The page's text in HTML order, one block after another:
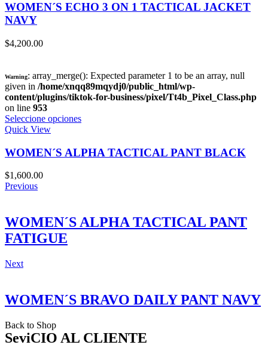
WOMEN´S ECHO 3 ON 1 TACTICAL JACKET
NAVY
$4,200.00
Warning: array_merge(): Expected parameter 1 to be an array, null
given in /home/xnqq89mqydj0/public_html/wp-
content/plugins/tiktok-for-business/pixel/Tt4b_Pixel_Class.php
on line 953
Seleccione opciones
Quick View
WOMEN´S ALPHA TACTICAL PANT BLACK
$1,600.00
Previous
WOMEN´S ALPHA TACTICAL PANT
FATIGUE
Next
WOMEN´S BRAVO DAILY PANT NAVY
Back to Shop
SeviCIO AL CLIENTE